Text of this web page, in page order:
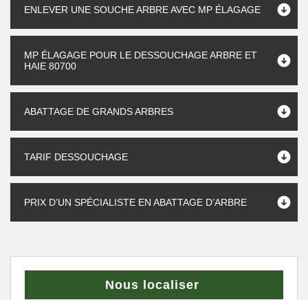
ENLEVER UNE SOUCHE ARBRE AVEC MP ÉLAGAGE
MP ÉLAGAGE POUR LE DESSOUCHAGE ARBRE ET
HAIE 80700
ABATTAGE DE GRANDS ARBRES
TARIF DESSOUCHAGE
PRIX D’UN SPÉCIALISTE EN ABATTAGE D’ARBRE
Nous localiser